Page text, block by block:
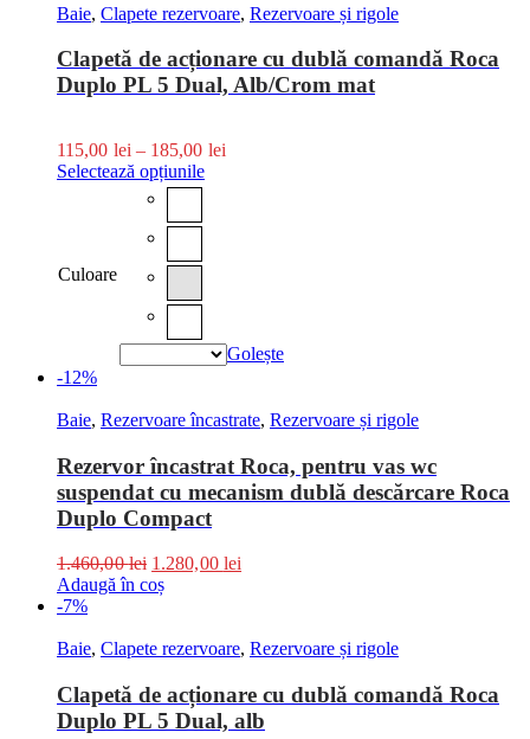
Baie, Clapete rezervoare, Rezervoare și rigole
Clapetă de acționare cu dublă comandă Roca
Duplo PL 5 Dual, Alb/Crom mat
115,00 lei – 185,00 lei
Selectează opțiunile
Culoare
Golește
-12%
Baie, Rezervoare încastrate, Rezervoare și rigole
Rezervor încastrat Roca, pentru vas wc
suspendat cu mecanism dublă descărcare Roca
Duplo Compact
1.460,00lei 1.280,00 lei
Adaugă în coș
-7%
Baie, Clapete rezervoare, Rezervoare și rigole
Clapetă de acționare cu dublă comandă Roca
Duplo PL 5 Dual, alb